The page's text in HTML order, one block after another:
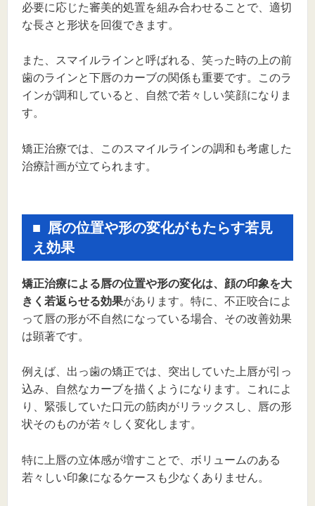
必要に応じた審美的処置を組み合わせることで、適切
な長さと形状を回復できます。
また、スマイルラインと呼ばれる、笑った時の上の前
歯のラインと下唇のカーブの関係も重要です。このラ
インが調和していると、自然で若々しい笑顔になりま
す。
矯正治療では、このスマイルラインの調和も考慮した
治療計画が立てられます。
唇の位置や形の変化がもたらす若見
え効果
矯正治療による唇の位置や形の変化は、顔の印象を大
きく若返らせる効果があります。特に、不正咬合によ
って唇の形が不自然になっている場合、その改善効果
は顕著です。
例えば、出っ歯の矯正では、突出していた上唇が引っ
込み、自然なカーブを描くようになります。これによ
り、緊張していた口元の筋肉がリラックスし、唇の形
状そのものが若々しく変化します。
特に上唇の立体感が増すことで、ボリュームのある
若々しい印象になるケースも少なくありません。